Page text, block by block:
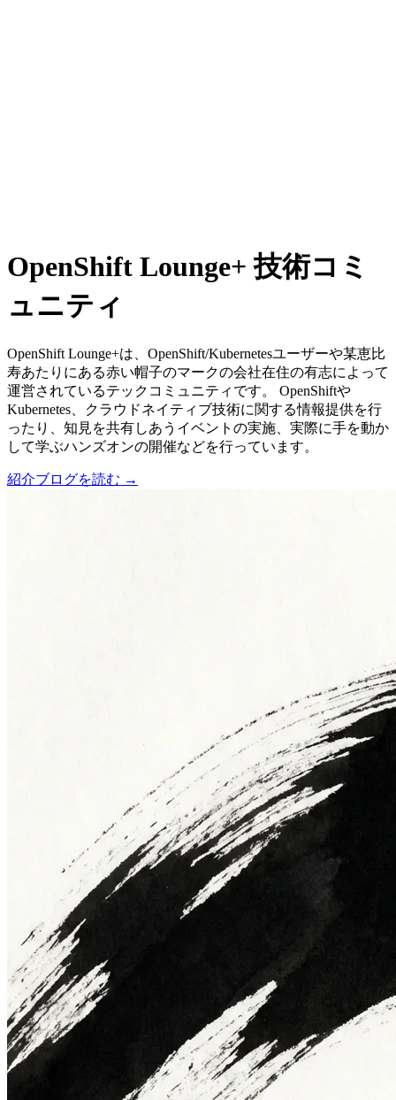
OpenShift Lounge+技術コミ
ュニティ
OpenShift Lounge+は、OpenShift/Kubernetesユーザーや某恵比
寿あたりにある赤い帽子のマークの会社在住の有志によって
運営されているテックコミュニティです。 OpenShiftや
Kubernetes、クラウドネイティブ技術に関する情報提供を行
ったり、知見を共有しあうイベントの実施、実際に手を動か
して学ぶハンズオンの開催などを行っています。
紹介ブログを読む →